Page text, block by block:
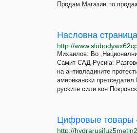
Продам Магазин по
Насловна
Михаилов: Во
Самит САД-Русија:
на антивладините
американски
руските сили кон
Цифровые товары